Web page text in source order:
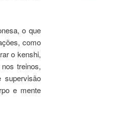
o que
como
o kenshi,
treinos,
e mente